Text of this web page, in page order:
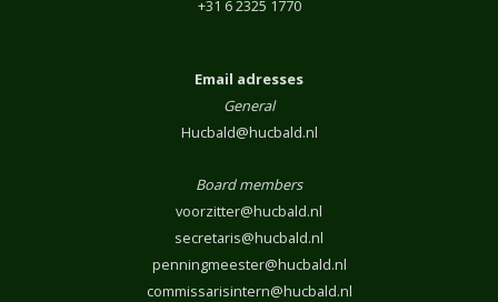
+31 6 2325 1770
Email adresses
General
Hucbald@hucbald.nl
Board members
voorzitter@hucbald.nl
secretaris@hucbald.nl
penningmeester@hucbald.nl
commissarisintern@hucbald.nl